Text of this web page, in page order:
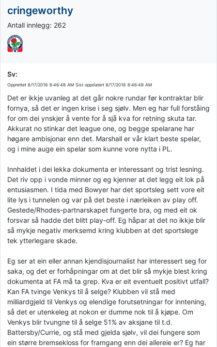
cringeworthy
Antall innlegg: 262
Sv:
Opprettet 8/17/2016 8:46:48 AM Sist oppdatert 8/17/2016 8:46:48 AM
Det er ikkje uvanleg at det går nokre rundar før kontraktar blir
fornya, så det er ingen krise i seg sjølv. Men eg har full forståing
for om dei ynskjer å vente for å sjå kva for retning skuta tar.
Akkurat no stinkar det league one, og begge spelarane har
høgare ambisjonar enn det. Marshall er vår klart beste spelar,
og i mine auge ein spelar som kunne vore nytta i PL.
Innhaldet i dei lekka dokumenta er interessant og trist lesning.
Det riv opp i vonde minner og eg kjenner at det legg eit lok på
entusiasmen. I tida med Bowyer har det sportsleg sett vore eit
lite lys i tunnelen og var på det beste i nærleiken av play off.
Gestede/Rhodes-partnarskapet fungerte bra, og med eit ok
forsvar så hadde det blitt play-off. Eg håpar at det no ikkje blir
så mykje negativ merksemd kring klubben at det sportslege
tek ytterlegare skade.
Eg ser at ein eller annan kjendisjournalist har interessert seg for
saka, og det er forhåpningar om at det blir så mykje blest kring
dokumenta at FA må ta grep. Kva er eit eventuelt positivt utfall?
Kan FA tvinge Venkys til å selge? Klubben vil stå med
milliardgjeld til Venkys og elendige forutsetningar for inntening,
så det er utenkeleg at nokon er dumme nok til å kjøpe. Om
Venkys blir tvungne til å selge 51% av aksjane til t.d.
Battersby/Currie, og stå med gjelda sjølv, vil dei fungere som
ein større bremsekloss for framgang enn dei allereie er? Eg har